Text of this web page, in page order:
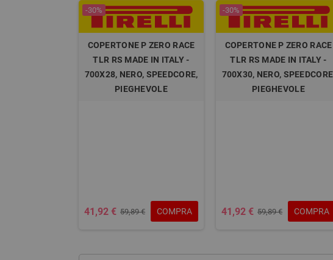
-30%
COPERTONE P ZERO RACE
TLR RS MADE IN ITALY -
700X28, NERO, SPEEDCORE,
PIEGHEVOLE
41,92 € 59,89 € COMPRA
-30%
COPERTONE P ZERO RACE
TLR RS MADE IN ITALY -
700X30, NERO,
PIEGHEVOLE
41,92 € 59,89 € COMPRA